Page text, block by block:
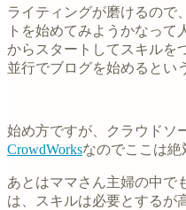
ライティングが磨けるので
トを始めてみようかなって
からスタートしてスキルを
並行でブログを始めるとい
始め方ですが、クラウドソ
CrowdWorksなのでここは絶
あとはママさん主婦の中で
は、スキルは必要とするが